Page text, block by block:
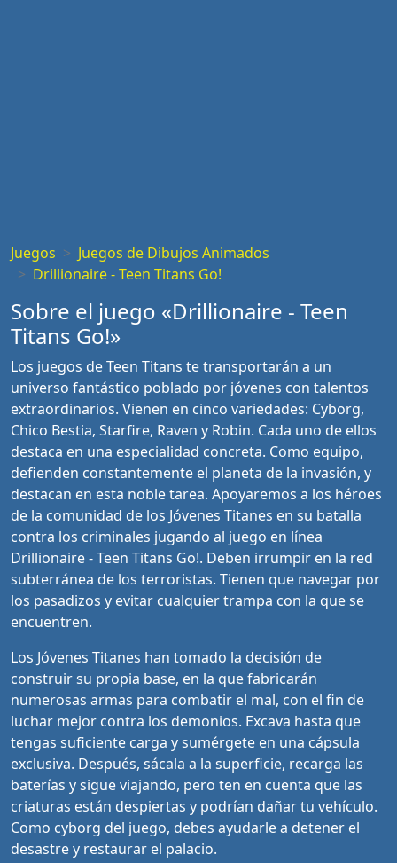
Juegos
Juegos de Dibujos Animados
Drillionaire - Teen Titans Go!
Sobre el juego «Drillionaire - Teen
Titans Go!»
Los juegos de Teen Titans te transportarán a un
universo fantástico poblado por jóvenes con talentos
extraordinarios. Vienen en cinco variedades: Cyborg,
Chico Bestia, Starfire, Raven y Robin. Cada uno de ellos
destaca en una especialidad concreta. Como equipo,
defienden constantemente el planeta de la invasión, y
destacan en esta noble tarea. Apoyaremos a los héroes
de la comunidad de los Jóvenes Titanes en su batalla
contra los criminales jugando al juego en línea
Drillionaire - Teen Titans Go!. Deben irrumpir en la red
subterránea de los terroristas. Tienen que navegar por
los pasadizos y evitar cualquier trampa con la que se
encuentren.
Los Jóvenes Titanes han tomado la decisión de
construir su propia base, en la que fabricarán
numerosas armas para combatir el mal, con el fin de
luchar mejor contra los demonios. Excava hasta que
tengas suficiente carga y sumérgete en una cápsula
exclusiva. Después, sácala a la superficie, recarga las
baterías y sigue viajando, pero ten en cuenta que las
criaturas están despiertas y podrían dañar tu vehículo.
Como cyborg del juego, debes ayudarle a detener el
desastre y restaurar el palacio.